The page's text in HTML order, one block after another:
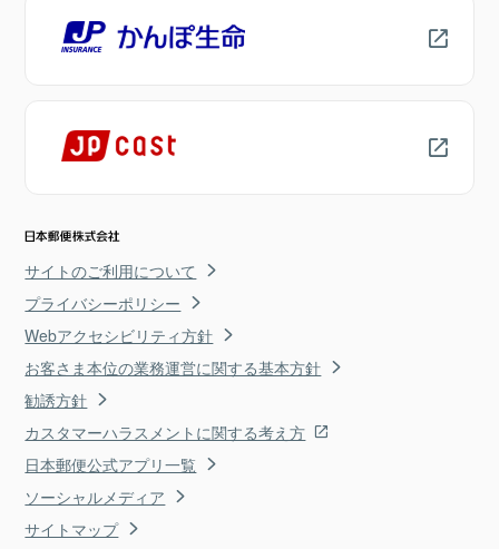
サイトのご利用について
プライバシーポリシー
Webアクセシビリティ方針
お客さま本位の業務運営に関する基本方針
勧誘方針
カスタマーハラスメントに関する考え方
日本郵便公式アプリ一覧
ソーシャルメディア
サイトマップ